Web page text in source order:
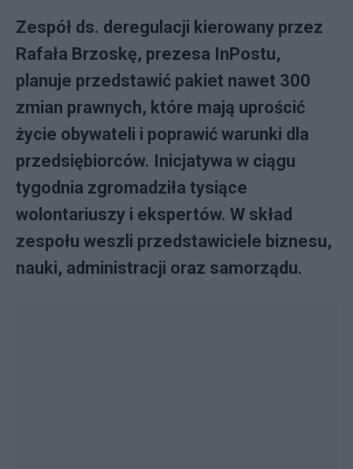
Zespół ds. deregulacji kierowany przez
Rafała Brzoskę, prezesa InPostu,
planuje przedstawić pakiet nawet 300
zmian prawnych, które mają uprościć
życie obywateli i poprawić warunki dla
przedsiębiorców. Inicjatywa w ciągu
tygodnia zgromadziła tysiące
wolontariuszy i ekspertów. W skład
zespołu weszli przedstawiciele biznesu,
nauki, administracji oraz samorządu.